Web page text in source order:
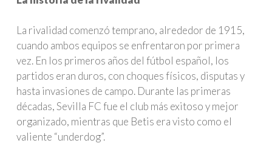
La rivalidad comenzó temprano, alrededor de 1915,
cuando ambos equipos se enfrentaron por primera
vez. En los primeros años del fútbol español, los
partidos eran duros, con choques físicos, disputas y
hasta invasiones de campo. Durante las primeras
décadas, Sevilla FC fue el club más exitoso y mejor
organizado, mientras que Betis era visto como el
valiente “underdog”.